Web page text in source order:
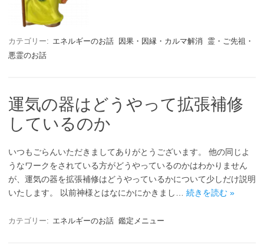
カテゴリー: エネルギーのお話 因果・因縁・カルマ解消
霊・ご先祖・
悪霊のお話
運気の器はどうやって拡張補修
しているのか
いつもごらんいただきましてありがとうございます。 他の同じよ
うなワークをされている方がどうやっているのかはわかりません
が、運気の器を拡張補修はどうやっているかについて少しだけ説明
いたします。 以前神様とはなにかにかきまし… 続きを読む »
カテゴリー: エネルギーのお話 鑑定メニュー